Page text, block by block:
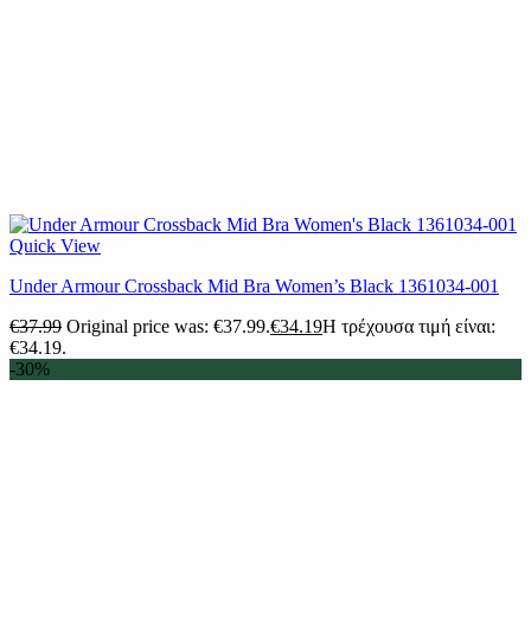
Quick View
Under Armour Crossback Mid Bra Women’s Black 1361034-001
€37.99 Original price was: €37.99.€34.19Η τρέχουσα τιμή είναι:
€34.19.
-30%